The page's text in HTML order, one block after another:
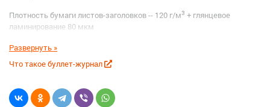
Плотность бумаги листов-заголовков -- 120 г/м3 + глянцевое
ламинирование 80 мкм
Что такое буллет-журнал